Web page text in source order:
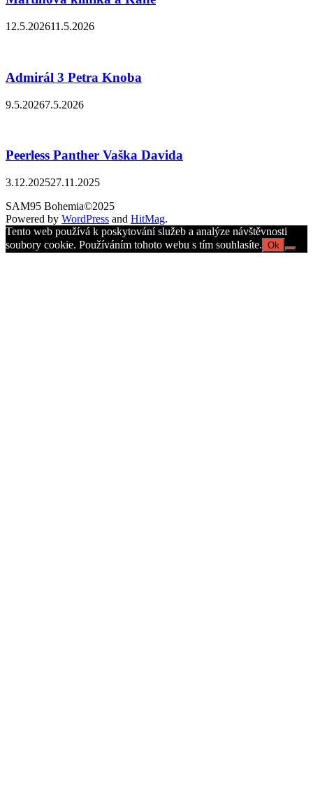
12.5.202611.5.2026
Admirál 3 Petra Knoba
9.5.20267.5.2026
Peerless Panther Vaška Davida
3.12.202527.11.2025
SAM95 Bohemia©2025
Powered by WordPress and HitMag.
Tento web používá k poskytování služeb a analýze návštěvnosti
soubory cookie. Používáním tohoto webu s tím souhlasíte. Ok